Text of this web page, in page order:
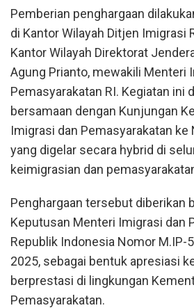
Pemberian penghargaan
di Kantor Wilayah Ditjen Imigrasi
Kantor Wilayah Direktorat
Agung Prianto, mewakili Menteri
Pemasyarakatan RI. Kegiatan ini
bersamaan dengan Kunjungan
Imigrasi dan Pemasyarakatan ke
yang digelar secara hybrid di
keimigrasian dan
Penghargaan tersebut diberikan
Keputusan Menteri Imigrasi dan
Republik Indonesia Nomor M.IP-
2025, sebagai bentuk apresiasi
berprestasi di lingkungan
Pemasyarakatan.